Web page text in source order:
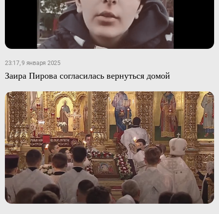
23:17, 9 января 2025
Заира Пирова согласилась вернуться домой